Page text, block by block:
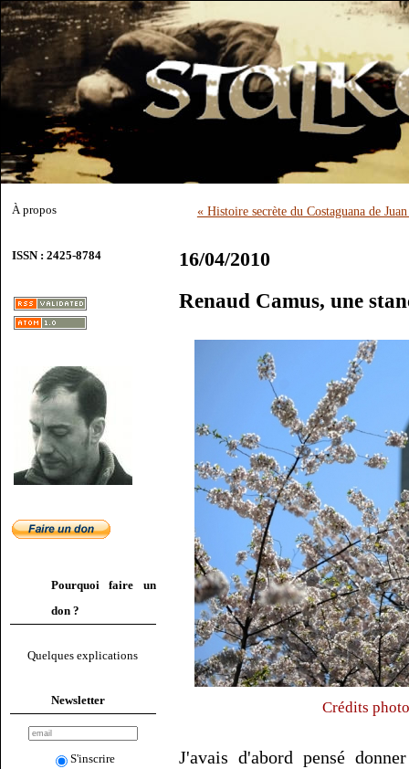
À propos
ISSN : 2425-8784
Pourquoi faire un
don ?
Quelques explications
Newsletter
S'inscrire
« Histoire secrète du Costaguana de
16/04/2010
Renaud Camus, une
Crédits
J'avais d'abord pensé